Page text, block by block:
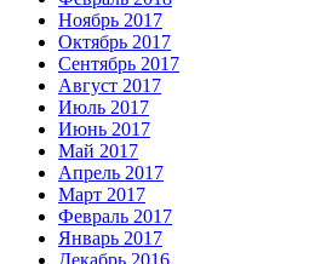
Ноябрь 2017
Октябрь 2017
Сентябрь 2017
Август 2017
Июль 2017
Июнь 2017
Май 2017
Апрель 2017
Март 2017
Февраль 2017
Январь 2017